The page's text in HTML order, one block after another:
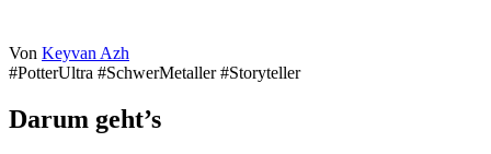
Von Keyvan Azh
#PotterUltra #SchwerMetaller #Storyteller
Darum geht’s